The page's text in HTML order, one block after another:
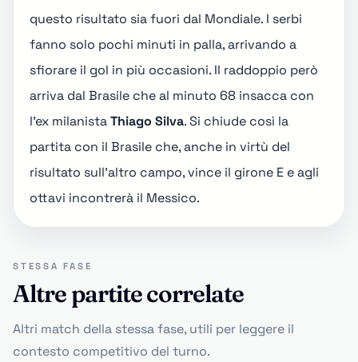
questo risultato sia fuori dal Mondiale. I serbi
fanno solo pochi minuti in palla, arrivando a
sfiorare il gol in più occasioni. Il raddoppio però
arriva dal Brasile che al minuto 68 insacca con
l'ex milanistaThiago Silva. Si chiude così la
partita con il Brasile che, anche in virtù del
risultato sull'altro campo, vince il girone E e agli
ottavi incontrerà il Messico.
STESSA FASE
Altre partite correlate
Altri match della stessa fase, utili per leggere il
contesto competitivo del turno.